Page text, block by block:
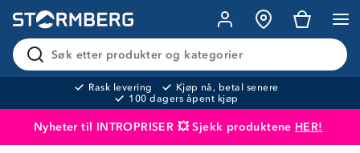
Søk etter produkter og kategorier
Rask levering
Kjøp nå, betal senere
100 dagers åpent kjøp
Nyheter til INTROPRISER 💥 Sjekk produktene HER!